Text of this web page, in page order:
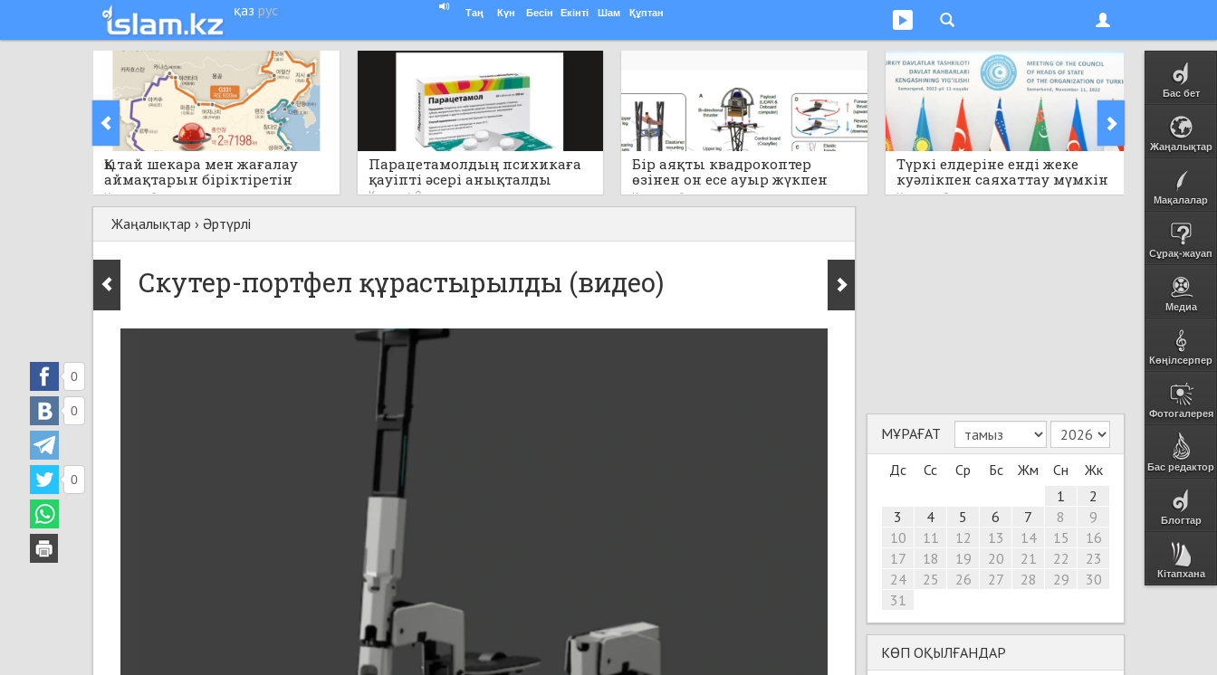
қаз рус Таң Күн Бесін Екінті Шам Құптан
Бас бет
Жаңалықтар
Мақалалар
Сұрақ-жауап
Медиа
Көңілсерпер
Фотогалерея
Бас редактор
Блогтар
Кітапхана
Қытай шекара мен жағалау
аймақтарын біріктіретін
бірегей стратегиялық жобаны
қолға алады
Кеше 0
Парацетамолдың психикаға
қауіпті әсері анықталды
Кеше 0
Бір аяқты квадрокоптер
өзінен он есе ауыр жүкпен
секіре алады (видео)
Кеше 0
Түркі елдеріне енді жеке
куәлікпен саяхаттау мүмкін
болмақ
Кеше 0 Кеше 0
Жаңалықтар › Әртүрлі
Скутер-портфел құрастырылды (видео)
0
0
0
МҰРАҒАТ
Дс
Сс Ср Бс Жм Сн
Жк
1
2
3
4 5 6 7 8
9
10
11 12 13 14 15
16
17
18 19 20 21 22
23
24
25 26 27 28 29
30
31
КӨП ОҚЫЛҒАНДАР